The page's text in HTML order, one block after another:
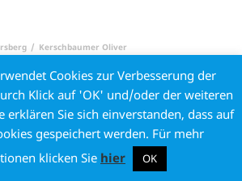
/ Kerschbaumer Oliver
Pfeffersberg | Impressum |Privacy
Kontakt| Developed byasolutions
Cookies zur Verbesserung der
Klick auf 'OK' und/oder der weiteren
erklären Sie sich einverstanden, dass auf
gespeichert werden. Für mehr
klicken Sie hier OK